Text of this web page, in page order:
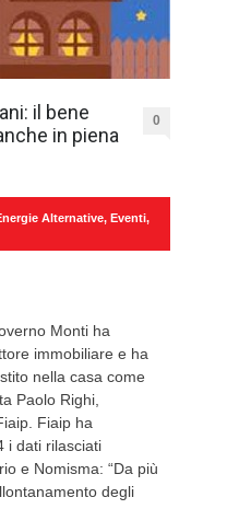
il bene
in piena
0
Alternative, Eventi,
Monti ha
immobiliare e ha
nella casa come
Paolo Righi,
Fiaip ha
i dati rilasciati
e Nomisma: “Da più
degli